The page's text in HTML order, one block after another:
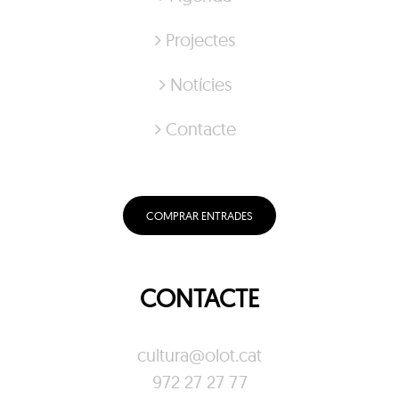
Projectes
Notícies
Contacte
COMPRAR ENTRADES
CONTACTE
cultura@olot.cat
972 27 27 77